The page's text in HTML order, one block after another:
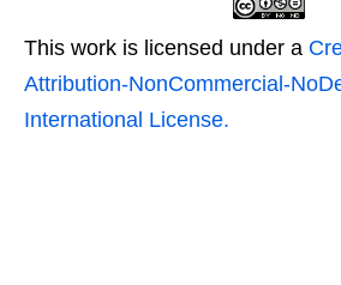
This work is licensed under a
Attribution-NonCommercial-
International License.